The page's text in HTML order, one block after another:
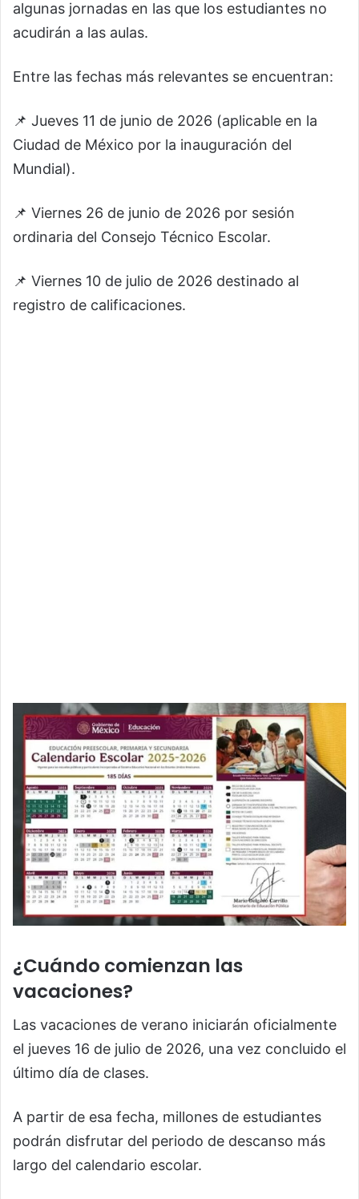
algunas jornadas en las que los estudiantes no
acudirán a las aulas.
Entre las fechas más relevantes se encuentran:
📌 Jueves 11 de junio de 2026 (aplicable en la
Ciudad de México por la inauguración del
Mundial).
📌 Viernes 26 de junio de 2026 por sesión
ordinaria del Consejo Técnico Escolar.
📌 Viernes 10 de julio de 2026 destinado al
registro de calificaciones.
¿Cuándo comienzan las
vacaciones?
Las vacaciones de verano iniciarán oficialmente
el jueves 16 de julio de 2026, una vez concluido el
último día de clases.
A partir de esa fecha, millones de estudiantes
podrán disfrutar del periodo de descanso más
largo del calendario escolar.